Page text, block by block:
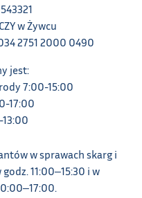
w Żywcu
2751 2000 0490
jest:
7:00-15:00
17:00
w sprawach skarg i
11:00‒15:30 i w